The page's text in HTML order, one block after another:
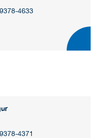
4633
9378-4371